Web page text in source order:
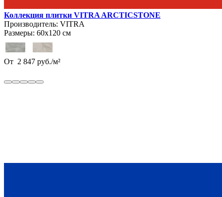
Коллекция плитки VITRA ARCTICSTONE
Производитель: VITRA
Размеры: 60х120 см
От 2 847 руб./м²